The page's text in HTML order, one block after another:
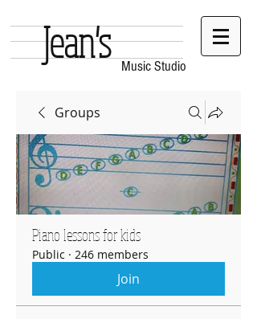
Music Studio
Jean's
Groups
Piano lessons for kids
Public · 246 members
Join